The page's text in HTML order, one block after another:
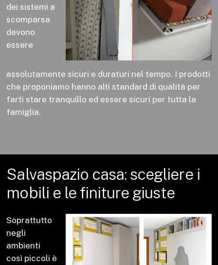
dei sistemi a
scomparsa
devono
essere
assolutamente sicuri e duraturi nel tempo. I prodotti
che proponiamo hanno alti standard di qualità per
farti stare tranquillo ed essere sicuri per tutta la
famiglia.
Salvaspazio casa: scegliere i
mobili e le finiture giuste
Soprattutto
negli
ambienti
così piccoli è